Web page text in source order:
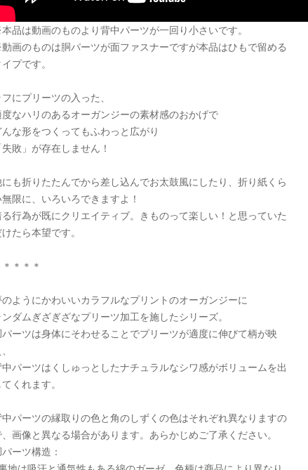
品は動画のものより背中パーツが一回り小さいです。
画のものは胴パーツが面ファスナーですが本品はひもで留める
プです。
にプリーツの入った、
なハリのあるオーガンジーの素材感のおかげで
な形をつくってもふわっと広がり
敗」が存在しません！
も折りたたんでから差し込んでお太鼓風にしたり、折り紙くら
限に、いろいろできますよ！
行為が既にクリエイティブ。きものって楽しい！と思っていた
たら本望です。
＊＊＊
ようにかわいいカラフルなプリントのオーガンジーに
ダムぎざぎざなプリーツ加工を施したシリーズ。
ーツは身体にそわせることでプリーツが適度に伸びて柄が映
パーツはくしゅっとしたナチュラルなシワ感がボリュームを出
くれます。
パーツの縁取りの色と角のしずくの色はそれぞれ異なりますの
画像と異なる場合があります。あらかじめご了承ください。
ーツ構造：